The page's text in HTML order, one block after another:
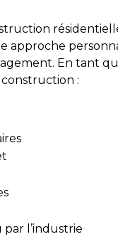
approche
En tant
:
l’industrie